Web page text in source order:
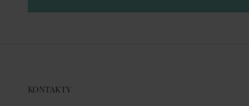
KONTAKTY